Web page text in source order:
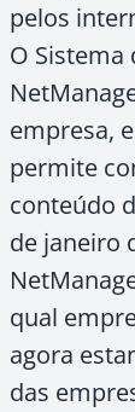
pelos
O Sistema
empresa,
permite
conteúdo
de janeiro
qual
agora
das